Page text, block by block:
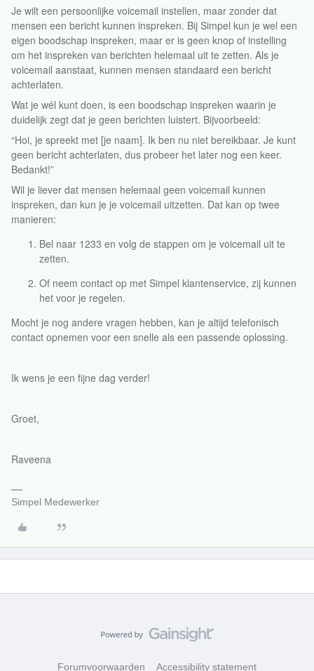
Je wilt een persoonlijke voicemail instellen, maar zonder dat
mensen een bericht kunnen inspreken. Bij Simpel kun je wel een
eigen boodschap inspreken, maar er is geen knop of instelling
om het inspreken van berichten helemaal uit te zetten. Als je
voicemail aanstaat, kunnen mensen standaard een bericht
achterlaten.
Wat je wél kunt doen, is een boodschap inspreken waarin je
duidelijk zegt dat je geen berichten luistert. Bijvoorbeeld:
“Hoi, je spreekt met [je naam]. Ik ben nu niet bereikbaar. Je kunt
geen bericht achterlaten, dus probeer het later nog een keer.
Bedankt!”
Wil je liever dat mensen helemaal geen voicemail kunnen
inspreken, dan kun je je voicemail uitzetten. Dat kan op twee
manieren:
Bel naar 1233 en volg de stappen om je voicemail uit te
zetten.
Of neem contact op met Simpel klantenservice, zij kunnen
het voor je regelen.
Mocht je nog andere vragen hebben, kan je altijd telefonisch
contact opnemen voor een snelle als een passende oplossing.
Ik wens je een fijne dag verder!
Groet,
Raveena
Simpel Medewerker
Forumvoorwaarden Accessibility statement